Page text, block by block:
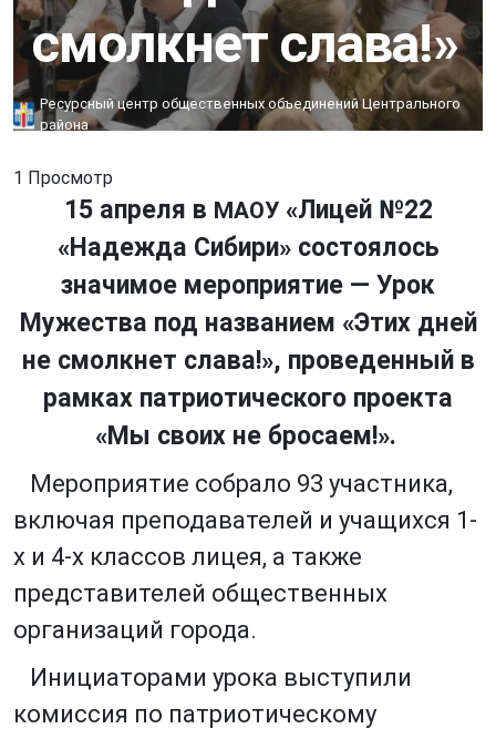
смолкнет слава!»
Ресурсный центр общественных объединений Центрального
района
1 Просмотр
15 апреля в МАОУ«Лицей №22
«Надежда Сибири» состоялось
значимое мероприятие — Урок
Мужества под названием «Этих дней
не смолкнет слава!», проведенный в
рамках патриотического проекта
«Мы своих не бросаем!».
Мероприятие собрало 93 участника,
включая преподавателей и учащихся 1-
х и 4-х классов лицея, а также
представителей общественных
организаций города.
Инициаторами урока выступили
комиссия по патриотическому